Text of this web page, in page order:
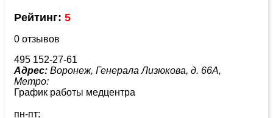
Рейтинг: 5
0 отзывов
495 152-27-61
Адрес: Воронеж, Генерала Лизюкова, д. 66А,
Метро:
График работы медцентра
пн-пт: